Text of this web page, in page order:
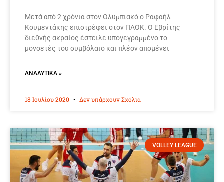
Μετά από 2 χρόνια στον Ολυμπιακό ο Ραφαήλ
Κουμεντάκης επιστρέφει στον ΠΑΟΚ. Ο Εβρίτης
διεθνής ακραίος έστειλε υπογεγραμμένο το
μονοετές του συμβόλαιο και πλέον απομένει
ΑΝΑΛΥΤΙΚΆ »
18 Ιουλίου 2020 Δεν υπάρχουν Σχόλια
VOLLEY LEAGUE